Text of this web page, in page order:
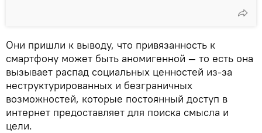
Они пришли к выводу, что привязанность к
смартфону может быть аномигенной — то есть она
вызывает распад социальных ценностей из-за
неструктурированных и безграничных
возможностей, которые постоянный доступ в
интернет предоставляет для поиска смысла и
цели.